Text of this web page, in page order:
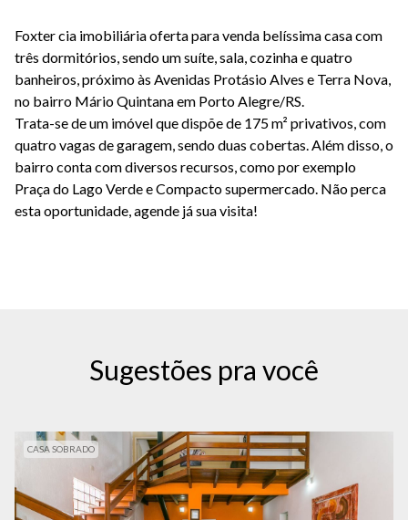
Foxter cia imobiliária oferta para venda belíssima casa com
três dormitórios, sendo um suíte, sala, cozinha e quatro
banheiros, próximo às Avenidas Protásio Alves e Terra Nova,
no bairro Mário Quintana em Porto Alegre/RS.
Trata-se de um imóvel que dispõe de 175 m² privativos, com
quatro vagas de garagem, sendo duas cobertas. Além disso, o
bairro conta com diversos recursos, como por exemplo
Praça do Lago Verde e Compacto supermercado. Não perca
esta oportunidade, agende já sua visita!
Sugestões pra você
CASA SOBRADO